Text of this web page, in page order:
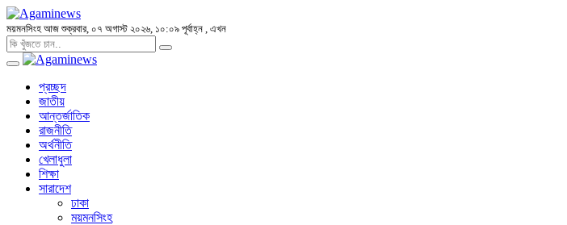
ময়মনসিংহ আজ শুক্রবার, ০৭ অগাস্ট ২০২৬, ১০:০৯ পূর্বাহ্ন , এখন
প্রচ্ছদ
জাতীয়
আন্তর্জাতিক
রাজনীতি
অর্থনীতি
খেলাধুলা
শিক্ষা
সারাদেশ
ঢাকা
ময়মনসিংহ